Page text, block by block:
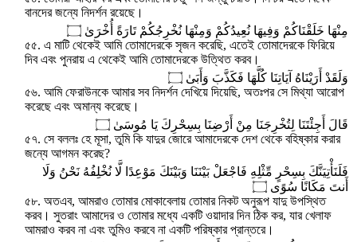
বানদের জন্যে নিদর্শন রয়েছে।
مِنْهَا خَلَقْنَاكُمْ وَفِيهَا نُعِيدُكُمْ وَمِنْهَا نُخْرِجُكُمْ تَارَةً أُخْرَىٰ ۝
৫৫. এ মাটি থেকেই আমি তোমাদেরকে সৃজন করেছি, এতেই তোমাদেরকে ফিরিয়ে
দিব এবং পুনরায় এ থেকেই আমি তোমাদেরকে উত্থিত করব।
وَلَقَدْ أَرَيْنَاهُ آيَاتِنَا كُلَّهَا فَكَذَّبَ وَأَبَىٰ ۝
৫৬. আমি ফেরাউনকে আমার সব নিদর্শন দেখিয়ে দিয়েছি, অতঃপর সে মিথ্যা আরোপ
করেছে এবং অমান্য করেছে।
قَالَ أَجِئْتَنَا لِتُخْرِجَنَا مِنْ أَرْضِنَا بِسِحْرِكَ يَا مُوسَىٰ ۝
৫৭. সে বললঃ হে মূসা, তুমি কি যাদুর জোরে আমাদেরকে দেশ থেকে বহিষ্কার করার
জন্যে আগমন করেছ?
فَلَنَأْتِيَنَّكَ بِسِحْرٍ مِّثْلِهِ فَاجْعَلْ بَيْنَنَا وَبَيْنَكَ مَوْعِدًا لَّا نُخْلِفُهُ نَحْنُ وَلَا
أَنتَ مَكَانًا سُوًى ۝
৫৮. অতএব, আমরাও তোমার মোকাবেলায় তোমার নিকট অনুরূপ যাদু উপস্থিত
করব। সুতরাং আমাদের ও তোমার মধ্যে একটি ওয়াদার দিন ঠিক কর, যার খেলাফ
আমরাও করব না এবং তুমিও করবে না একটি পরিষ্কার প্রান্তরে।